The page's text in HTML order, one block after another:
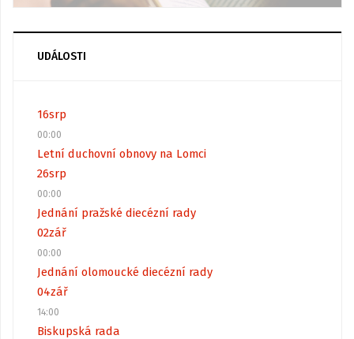
UDÁLOSTI
16srp
00:00
Letní duchovní obnovy na Lomci
26srp
00:00
Jednání pražské diecézní rady
02zář
00:00
Jednání olomoucké diecézní rady
04zář
14:00
Biskupská rada